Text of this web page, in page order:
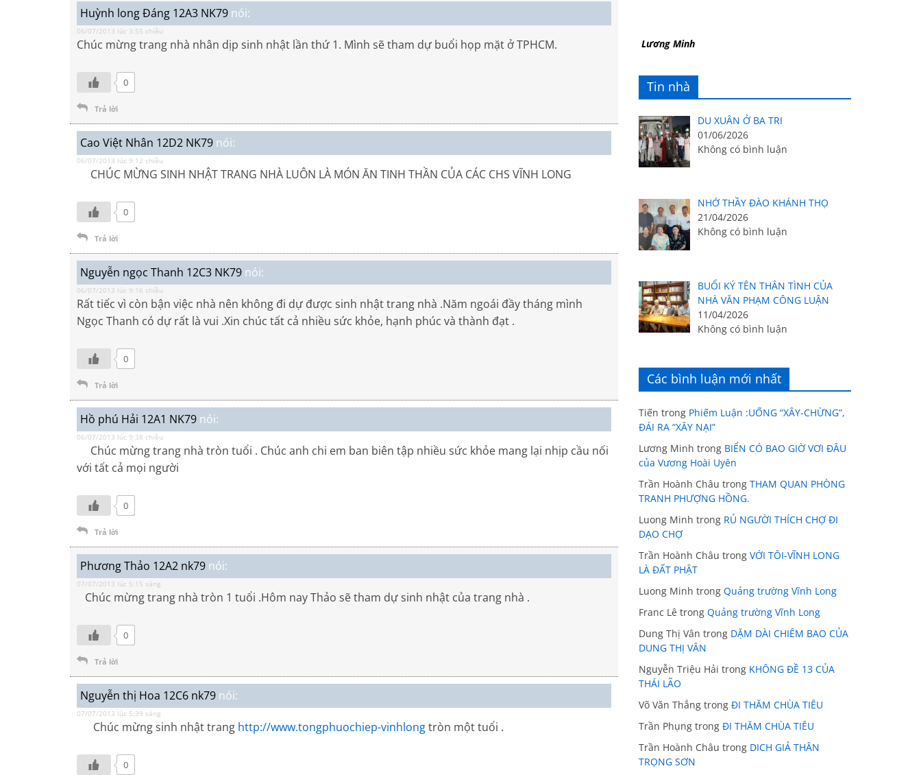
Huỳnh long Đáng 12A3 NK79 nói:
06/07/2013 lúc 3:55 chiều
Chúc mừng trang nhà nhân dịp sinh nhật lần thứ 1. Mình sẽ tham dự buổi họp mặt ở TPHCM.
0
Trả lời
Cao Việt Nhân 12D2 NK79 nói:
06/07/2013 lúc 9:12 chiều
CHÚC MỪNG SINH NHẬT TRANG NHÀ LUÔN LÀ MÓN ĂN TINH THẦN CỦA CÁC CHS VĨNH LONG
0
Trả lời
Nguyễn ngọc Thanh 12C3 NK79 nói:
06/07/2013 lúc 9:16 chiều
Rất tiếc vì còn bận việc nhà nên không đi dự được sinh nhật trang nhà .Năm ngoái đầy tháng mình
Ngọc Thanh có dự rất là vui .Xin chúc tất cả nhiều sức khỏe, hạnh phúc và thành đạt .
0
Trả lời
Hồ phú Hải 12A1 NK79 nói:
06/07/2013 lúc 9:38 chiều
Chúc mừng trang nhà tròn tuổi . Chúc anh chi em ban biên tập nhiều sức khỏe mang lại nhịp cầu nối
với tất cả mọi người
0
Trả lời
Phương Thảo 12A2 nk79 nói:
07/07/2013 lúc 5:15 sáng
Chúc mừng trang nhà tròn 1 tuổi .Hôm nay Thảo sẽ tham dự sinh nhật của trang nhà .
0
Trả lời
Nguyễn thị Hoa 12C6 nk79 nói:
07/07/2013 lúc 5:39 sáng
Chúc mừng sinh nhật trang http://www.tongphuochiep-vinhlongtròn một tuổi .
0
Lương Minh
Tin nhà
DU XUÂN Ở BA TRI
01/06/2026
Không có bình luận
NHỚ THẦY ĐÀO KHÁNH THỌ
21/04/2026
Không có bình luận
BUỔI KÝ TÊN THÂN TÌNH CỦA
NHÀ VĂN PHẠM CÔNG LUẬN
11/04/2026
Không có bình luận
Các bình luận mới nhất
Tiến trong Phiếm Luận :UỐNG “XÂY-CHỪNG”,
ĐÁI RA “XÂY NẠI”
Lương Minh trong BIỂN CÓ BAO GIỜ VƠI ĐÂU
của Vương Hoài Uyên
Trần Hoành Châu trong THAM QUAN PHÒNG
TRANH PHƯỢNG HỒNG.
Luong Minh trong RỦ NGƯỜI THÍCH CHỢ ĐI
DẠO CHỢ
Trần Hoành Châu trong VỚI TÔI-VĨNH LONG
LÀ ĐẤT PHẬT
Luong Minh trong Quảng trường Vĩnh Long
Franc Lê trong Quảng trường Vĩnh Long
Dung Thị Vân trong DẶM DÀI CHIÊM BAO CỦA
DUNG THỊ VÂN
Nguyễn Triệu Hải trong KHÔNG ĐỀ 13 CỦA
THÁI LÃO
Võ Văn Thắng trong ĐI THĂM CHÙA TIÊU
Trần Phụng trong ĐI THĂM CHÙA TIÊU
Trần Hoành Châu trong DICH GIẢ THÂN
TRỌNG SƠN